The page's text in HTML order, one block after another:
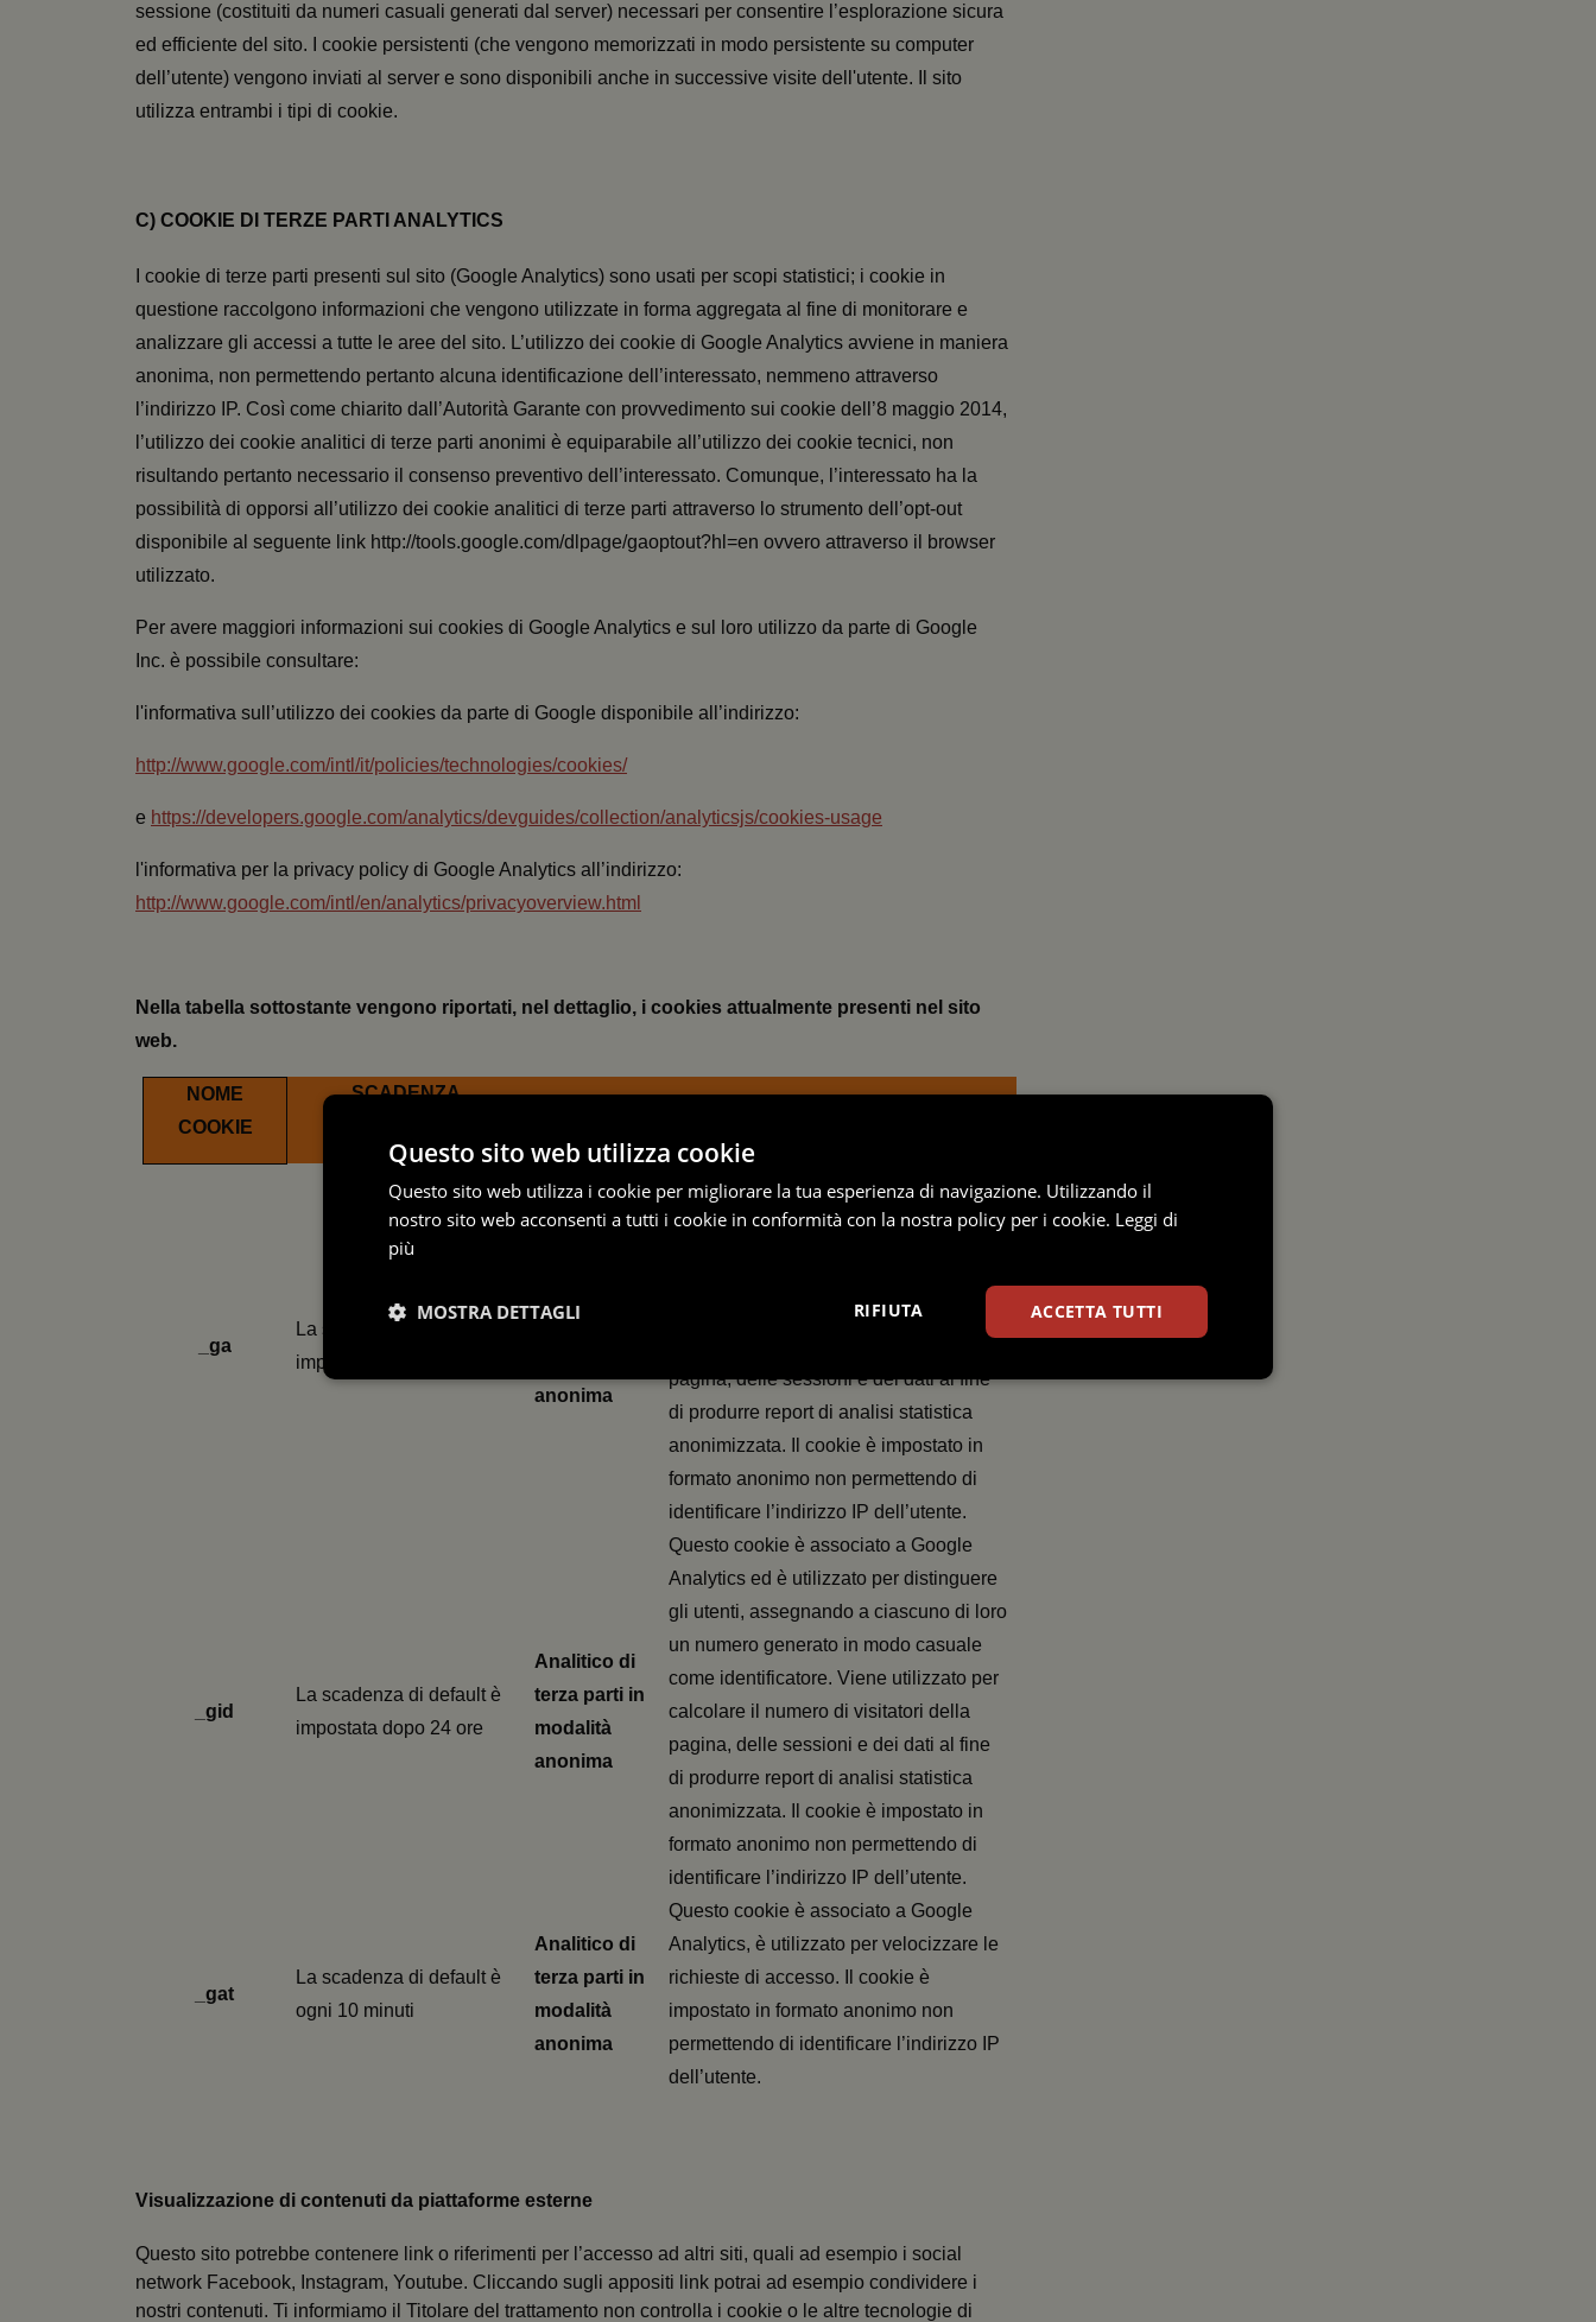
sessione (costituiti da numeri casuali generati dal server) necessari per consentire l’esplorazione sicura
ed efficiente del sito. I cookie persistenti (che vengono memorizzati in modo persistente su computer
dell’utente) vengono inviati al server e sono disponibili anche in successive visite dell'utente. Il sito
utilizza entrambi i tipi di cookie.
C) COOKIE DI TERZE PARTI ANALYTICS
I cookie di terze parti presenti sul sito (Google Analytics) sono usati per scopi statistici; i cookie in
questione raccolgono informazioni che vengono utilizzate in forma aggregata al fine di monitorare e
analizzare gli accessi a tutte le aree del sito. L’utilizzo dei cookie di Google Analytics avviene in maniera
anonima, non permettendo pertanto alcuna identificazione dell’interessato, nemmeno attraverso
l’indirizzo IP. Così come chiarito dall’Autorità Garante con provvedimento sui cookie dell’8 maggio 2014,
l’utilizzo dei cookie analitici di terze parti anonimi è equiparabile all’utilizzo dei cookie tecnici, non
risultando pertanto necessario il consenso preventivo dell’interessato. Comunque, l’interessato ha la
possibilità di opporsi all’utilizzo dei cookie analitici di terze parti attraverso lo strumento dell’opt-out
disponibile al seguente link http://tools.google.com/dlpage/gaoptout?hl=en ovvero attraverso il browser
utilizzato.
Per avere maggiori informazioni sui cookies di Google Analytics e sul loro utilizzo da parte di Google
Inc. è possibile consultare:
l'informativa sull’utilizzo dei cookies da parte di Google disponibile all’indirizzo:
http://www.google.com/intl/it/policies/technologies/cookies/
e https://developers.google.com/analytics/devguides/collection/analyticsjs/cookies-usage
l'informativa per la privacy policy di Google Analytics all’indirizzo:
http://www.google.com/intl/en/analytics/privacyoverview.html
Nella tabella sottostante vengono riportati, nel dettaglio, i cookies attualmente presenti nel sito
web.
NOME
COOKIE
SCADENZA
_ga
La scadenza di default è
impostata dopo 2 anni
anonima
Questo cookie è associato a Google
Analytics ed è utilizzato per distinguere
come identificatore. Viene utilizzato per
pagina, delle sessioni e dei dati al fine
di produrre report di analisi statistica
anonimizzata. Il cookie è impostato in
formato anonimo non permettendo di
identificare l’indirizzo IP dell’utente.
_gid
La scadenza di default è
impostata dopo 24 ore
Analitico di
terza parti in
modalità
anonima
Questo cookie è associato a Google
Analytics ed è utilizzato per distinguere
gli utenti, assegnando a ciascuno di loro
un numero generato in modo casuale
come identificatore. Viene utilizzato per
calcolare il numero di visitatori della
pagina, delle sessioni e dei dati al fine
di produrre report di analisi statistica
anonimizzata. Il cookie è impostato in
formato anonimo non permettendo di
identificare l’indirizzo IP dell’utente.
_gat
La scadenza di default è
ogni 10 minuti
Analitico di
terza parti in
modalità
anonima
Questo cookie è associato a Google
Analytics, è utilizzato per velocizzare le
richieste di accesso. Il cookie è
impostato in formato anonimo non
permettendo di identificare l’indirizzo IP
dell’utente.
Visualizzazione di contenuti da piattaforme esterne
Questo sito potrebbe contenere link o riferimenti per l’accesso ad altri siti, quali ad esempio i social
network Facebook, Instagram, Youtube. Cliccando sugli appositi link potrai ad esempio condividere i
nostri contenuti. Ti informiamo il Titolare del trattamento non controlla i cookie o le altre tecnologie di
Questo sito web utilizza cookie
Questo sito web utilizza i cookie per migliorare la tua esperienza di navigazione. Utilizzando il
nostro sito web acconsenti a tutti i cookie in conformità con la nostra policy per i cookie. Leggi di
più
ACCETTA TUTTI
RIFIUTA
MOSTRA DETTAGLI
Necessari Statistici Marketing Preferenze
Necessari Statistici Marketing Preferenze
I cookie necessari contribuiscono a rendere fruibile il sito web abilitandone funzionalità di base quali la navigazione sulle pagine
e l'accesso alle aree protette del sito. Il sito web non è in grado di funzionare correttamente senza questi cookie.
Fornitore / Dominio Scadenza
Descrizione
ps_abtest_uid
www.quotidianosanitaclub.it 1 anno
Memorizza un identificativo casuale e anonimo
utilizzato esclusivamente per mantenere coerente
l’assegnazione dell’utente a una delle versioni del test
A/B.
www.quotidianosanitaclub.it
1 anno 1
mese
.quotidianosanitaclub.it
5 mesi 3
settimane
Questo cookie viene utilizzato dal servizio Cookie-
Script.com per ricordare le preferenze di consenso sui
cookie dei visitatori. È necessario che il banner dei
cookie di Cookie-Script.com funzioni correttamente.
29 minuti
59
secondi
Questo cookie viene utilizzato per distinguere tra
umani e bot. Ciò è vantaggioso per il sito Web, al fine
di effettuare rapporti validi sull'utilizzo del proprio sito
Web.
visid_incap_2921979
.certid.it 1 anno
Preserva lo stato dell'utente tra le richieste di pagina
per migliorare le prestazioni del sito web.
incap_ses_537_2921979
.certid.it Sessione
Preserva lo stato dell'utente tra le richieste di pagina
per migliorare le prestazioni del sito web.
.hs-scripts.com
secondi
di effettuare rapporti validi sull'utilizzo del proprio sito
Web.
_tteus
www.quotidianosanitaclub.it
Sessione
Google Privacy Policy